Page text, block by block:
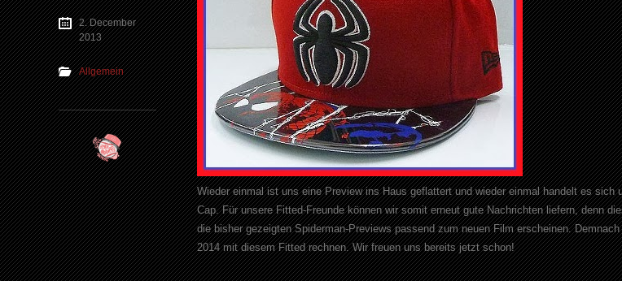
Wieder einmal ist uns eine Preview ins Haus geflattert und wieder einmal handelt es sich
Cap. Für unsere Fitted-Freunde können wir somit erneut gute Nachrichten liefern, denn
die bisher gezeigten Spiderman-Previews passend zum neuen Film erscheinen.
2014 mit diesem Fitted rechnen. Wir freuen uns bereits jetzt schon!
2. December
2013
Allgemein